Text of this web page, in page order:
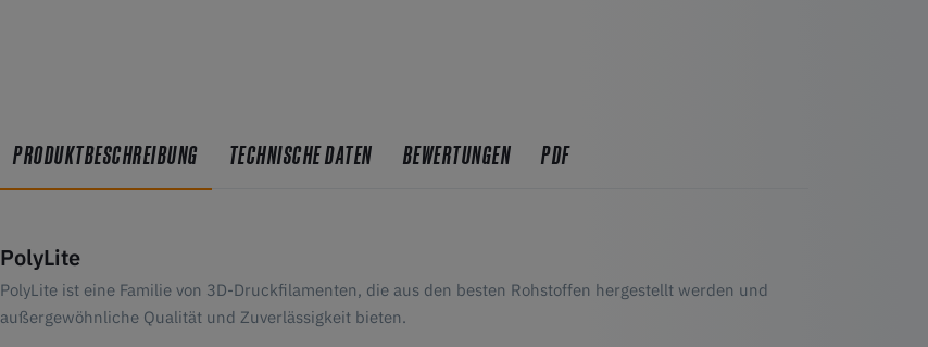
PRODUKTBESCHREIBUNG TECHNISCHE DATEN BEWERTUNGEN PDF
PolyLite
PolyLite ist eine Familie von 3D-Druckfilamenten, die aus den besten Rohstoffen hergestellt werden und
außergewöhnliche Qualität und Zuverlässigkeit bieten.